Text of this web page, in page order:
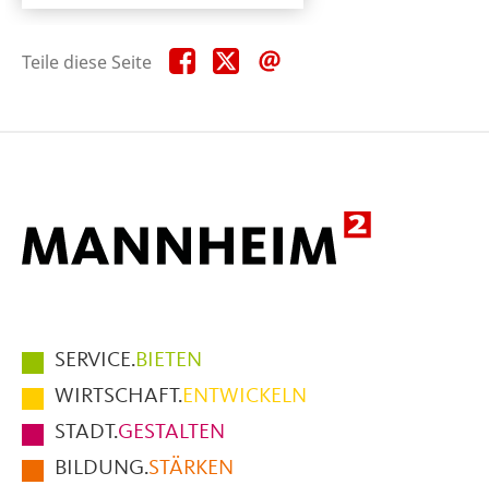
Teile diese Seite Teile
diese
Teile
diese
Hauptmenüpunkte
im
Fußbereich
der
Seite
SERVICE.BIETEN
WIRTSCHAFT.ENTWICKELN
STADT.GESTALTEN
BILDUNG.STÄRKEN